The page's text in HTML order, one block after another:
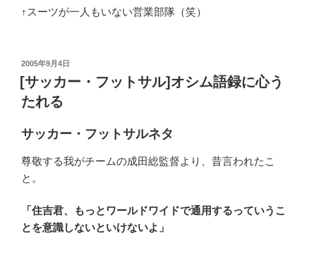
↑スーツが一人もいない営業部隊（笑）
投
稿
日:
2005年9月4日
[サッカー・フットサル]オシム語録に心う
たれる
サッカー・フットサルネタ
尊敬する我がチームの成田総監督より、昔言われたこ
と。
「住吉君、もっとワールドワイドで通用するっていうこ
とを意識しないといけないよ」